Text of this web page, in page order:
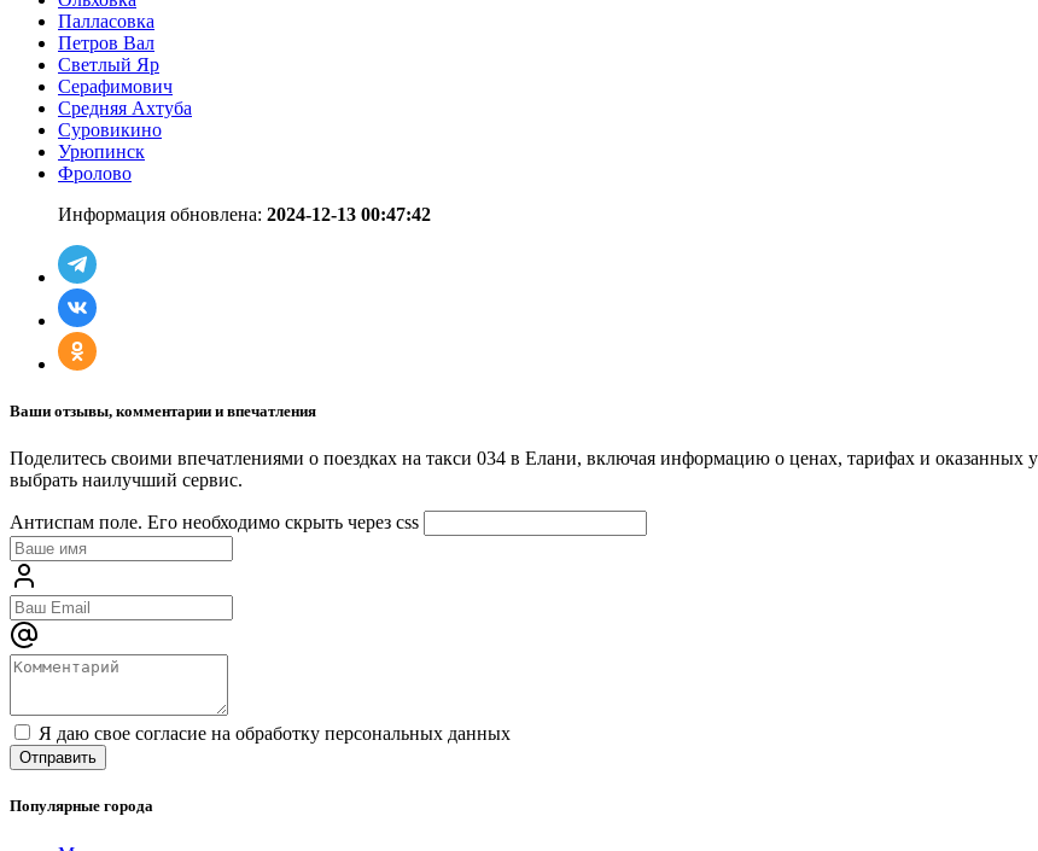
Палласовка
Петров Вал
Светлый Яр
Серафимович
Средняя Ахтуба
Суровикино
Урюпинск
Фролово
Информация обновлена: 2024-12-13 00:47:42
Ваши отзывы, комментарии и впечатления
Поделитесь своими впечатлениями о поездках на такси 034 в Елани, включая информацию о ценах, тарифах и
выбрать наилучший сервис.
Антиспам поле. Его необходимо скрыть через css
Я даю свое согласие на обработку персональных данных
Популярные города